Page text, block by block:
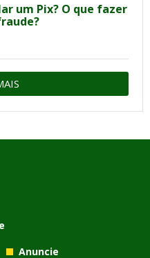
um Pix? O que fazer
Anuncie